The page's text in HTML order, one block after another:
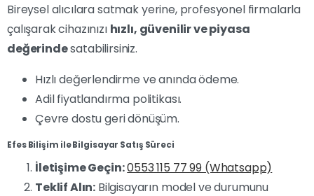
Bireysel alıcılara satmak yerine, profesyonel firmalarla
çalışarak cihazınızı hızlı, güvenilir ve piyasa
değerindesatabilirsiniz.
Hızlı değerlendirme ve anında ödeme.
Adil fiyatlandırma politikası.
Çevre dostu geri dönüşüm.
Efes Bilişim ile Bilgisayar Satış Süreci
İletişime Geçin:0553 115 77 99 (Whatsapp)
Teklif Alın: Bilgisayarın model ve durumunu